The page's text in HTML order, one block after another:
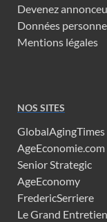
Devenez
Données
Mentions légales
NOS SITES
GlobalAgingTimes
AgeEconomie.com
Senior Strategic
AgeEconomy
FredericSerriere
Le Grand Entretien